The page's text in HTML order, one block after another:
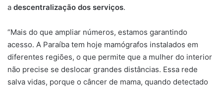
a descentralização dos serviços.
“Mais do que ampliar números, estamos garantindo
acesso. A Paraíba tem hoje mamógrafos instalados em
diferentes regiões, o que permite que a mulher do interior
não precise se deslocar grandes distâncias. Essa rede
salva vidas, porque o câncer de mama, quando detectado